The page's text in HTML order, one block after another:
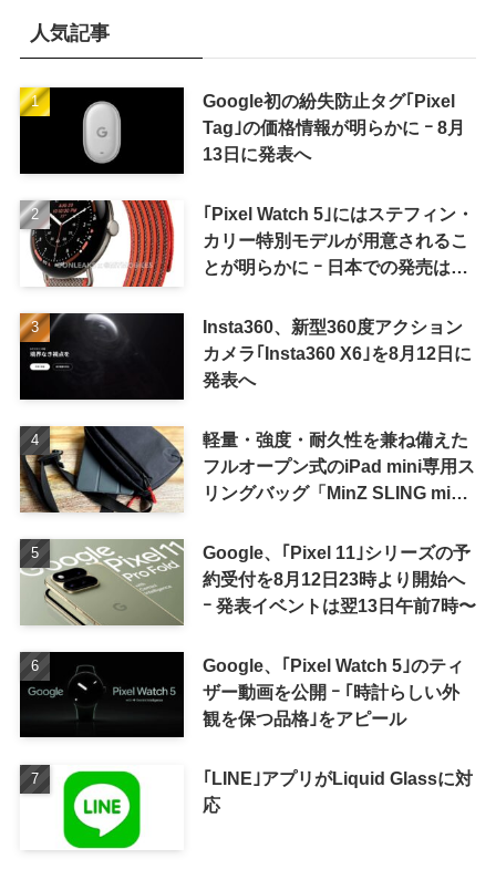
人気記事
Google初の紛失防止タグ｢Pixel
Tag｣の価格情報が明らかに ｰ 8月
13日に発表へ
｢Pixel Watch 5｣にはステフィン・
カリー特別モデルが用意されるこ
とが明らかに ｰ 日本での発売は期
Insta360、新型360度アクション
カメラ｢Insta360 X6｣を8月12日に
発表へ
軽量・強度・耐久性を兼ね備えた
フルオープン式のiPad mini専用ス
リングバッグ「MinZ SLING mini
Google、｢Pixel 11｣シリーズの予
約受付を8月12日23時より開始へ
ｰ 発表イベントは翌13日午前7時〜
Google、｢Pixel Watch 5｣のティ
ザー動画を公開 ｰ ｢時計らしい外
観を保つ品格｣をアピール
｢LINE｣アプリがLiquid Glassに対
応